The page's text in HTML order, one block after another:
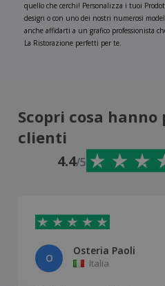
quello che cerchi! Personalizza i tuoi
design o con uno dei nostri numerosi
anche affidarti a un grafico professionista
La Ristorazione perfetti per te.
Scopri cosa
clienti
4.4/5
O
Osteria Paoli
Italia